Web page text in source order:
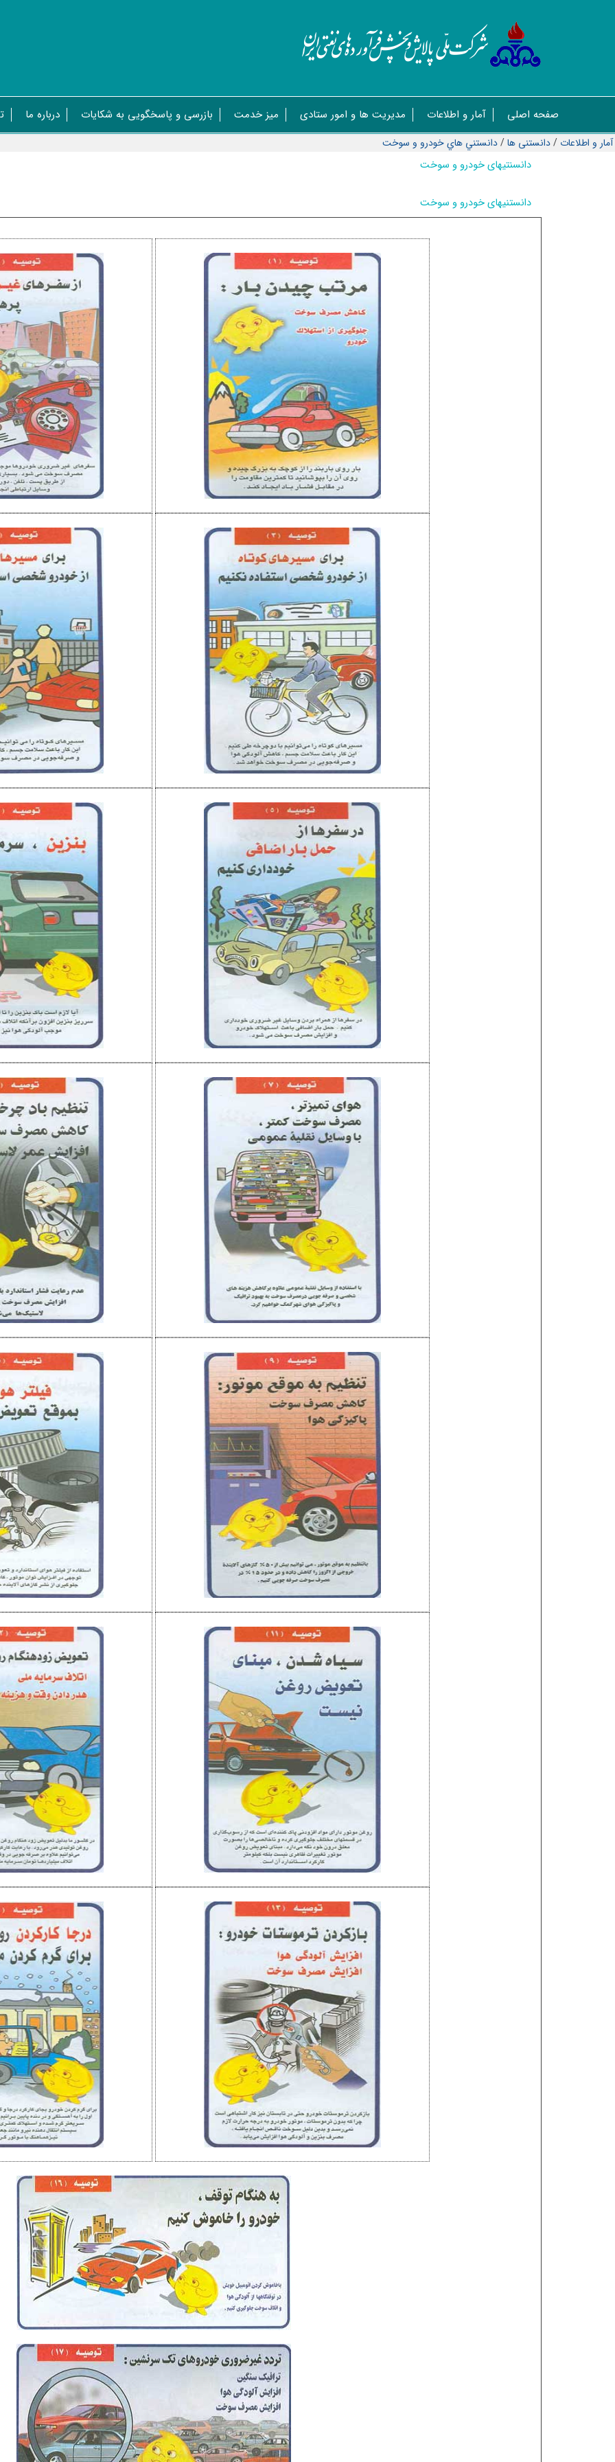
صفحه اصلی آمار و اطلاعات مدیریت ها و امور ستادی میز خدمت بازرسی و پاسخگویی به شکایات درباره ما
آمار و اطلاعات /دانستنی ها/دانستني هاي خودرو و سوخت
دانسنتیهای خودرو و سوخت
دانستنیهای خودرو و سوخت